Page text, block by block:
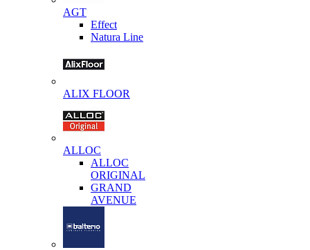
AGT
Effect
Natura Line
ALIX FLOOR
ALLOC
ALLOC
ORIGINAL
GRAND
AVENUE